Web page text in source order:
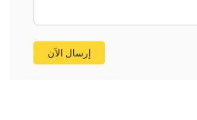
إرسال الآن